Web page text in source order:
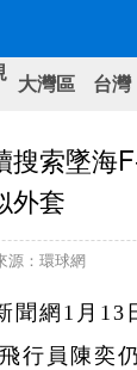
大灣區 台灣
搜索墜海
外套
源：環球網
聞網1月13
行員陳奕